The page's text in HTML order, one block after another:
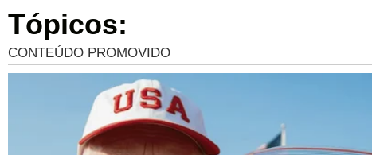
Tópicos: